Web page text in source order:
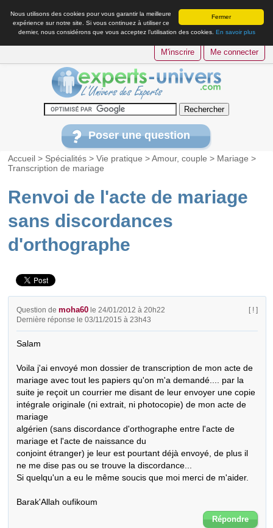
Fermer
Nous utilisons des cookies pour vous garantir la meilleure
expérience sur notre site. Si vous continuez à utiliser ce
dernier, nous considérons que vous acceptez l’utilisation des cookies. En savoir plus
M'inscrire Me connecter
Poser une question
Accueil > Spécialités >Vie pratique >Amour, couple > Mariage >
Transcription de mariage
Renvoi de l'acte de mariage
sans discordances
d'orthographe
Question demoha60 le 24/01/2012 à 20h22
Dernière réponse le 03/11/2015 à 23h43
[ ! ]
Salam
Voila j'ai envoyé mon dossier de transcription de mon acte de
mariage avec tout les papiers qu'on m'a demandé.... par la
suite je reçoit un courrier me disant de leur envoyer une copie
intégrale originale (ni extrait, ni photocopie) de mon acte de
mariage
algérien (sans discordance d'orthographe entre l'acte de
mariage et l'acte de naissance du
conjoint étranger) je leur est pourtant déjà envoyé, de plus il
ne me dise pas ou se trouve la discordance...
Si quelqu'un a eu le même soucis que moi merci de m'aider.
Barak'Allah oufikoum
Répondre